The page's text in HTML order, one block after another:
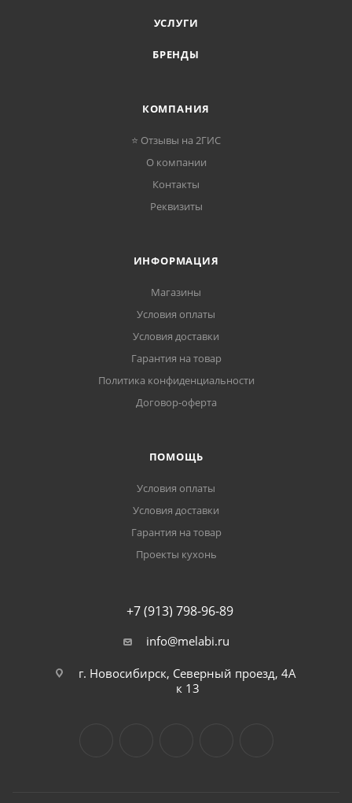
УСЛУГИ
БРЕНДЫ
КОМПАНИЯ
⭐ Отзывы на 2ГИС
О компании
Контакты
Реквизиты
ИНФОРМАЦИЯ
Магазины
Условия оплаты
Условия доставки
Гарантия на товар
Политика конфиденциальности
Договор-оферта
ПОМОЩЬ
Условия оплаты
Условия доставки
Гарантия на товар
Проекты кухонь
+7 (913) 798-96-89
info@melabi.ru
г. Новосибирск, Северный проезд, 4А
к 13